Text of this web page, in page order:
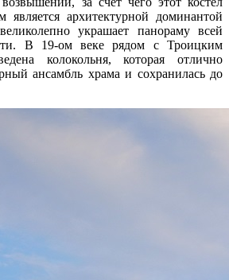
является архитектурной доминантой
украшает панораму всей
В 19-ом веке рядом с Троицким
колокольня, которая отлично
ансамбль храма и сохранилась до